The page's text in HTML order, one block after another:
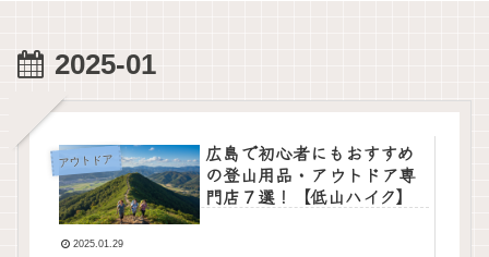
2025-01
アウトドア
広島で初心者にもおすすめ
の登山用品・アウトドア専
門店７選！【低山ハイク】
2025.01.29